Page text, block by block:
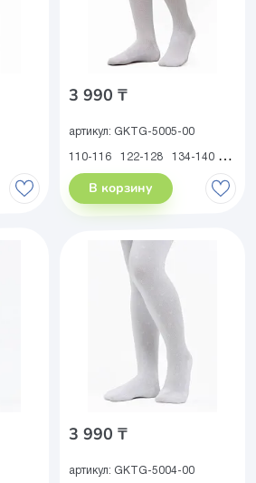
3 990 ₸
артикул: GKTG-5005-00
110-116 122-128 134-140 146-
В корзину
3 990 ₸
артикул: GKTG-5004-00